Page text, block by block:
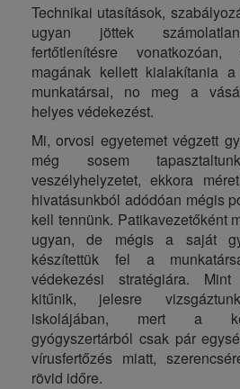
Technikai utasítások,
ugyan jöttek
fertőtlenítésre
magának kellett kialakítania
munkatársai, no meg a
helyes védekezést.
Mi, orvosi egyetemet végzett
még sosem
veszélyhelyzetet, ekkora
hivatásunkból adódóan mégis
kell tennünk. Patikavezetőként
ugyan, de mégis a saját
készítettük fel a
védekezési stratégiára.
kitűnik, jelesre
iskolájában, mert a
gyógyszertárból csak pár
vírusfertőzés miatt,
rövid időre.